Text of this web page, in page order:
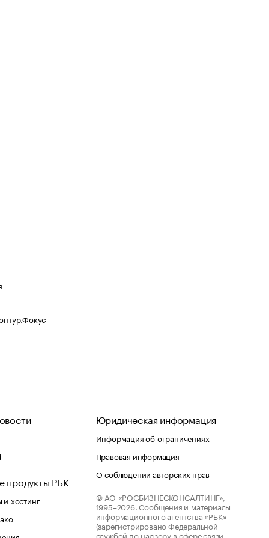
продукты РБК
хостинг
Юридическая информация
Информация об ограничениях
Правовая информация
О соблюдении авторских прав
© АО «РОСБИЗНЕСКОНСАЛТИНГ»,
1995–2026. Сообщения и материалы
информационного агентства «РБК»
(зарегистрировано Федеральной
службой по надзору в сфере связи,